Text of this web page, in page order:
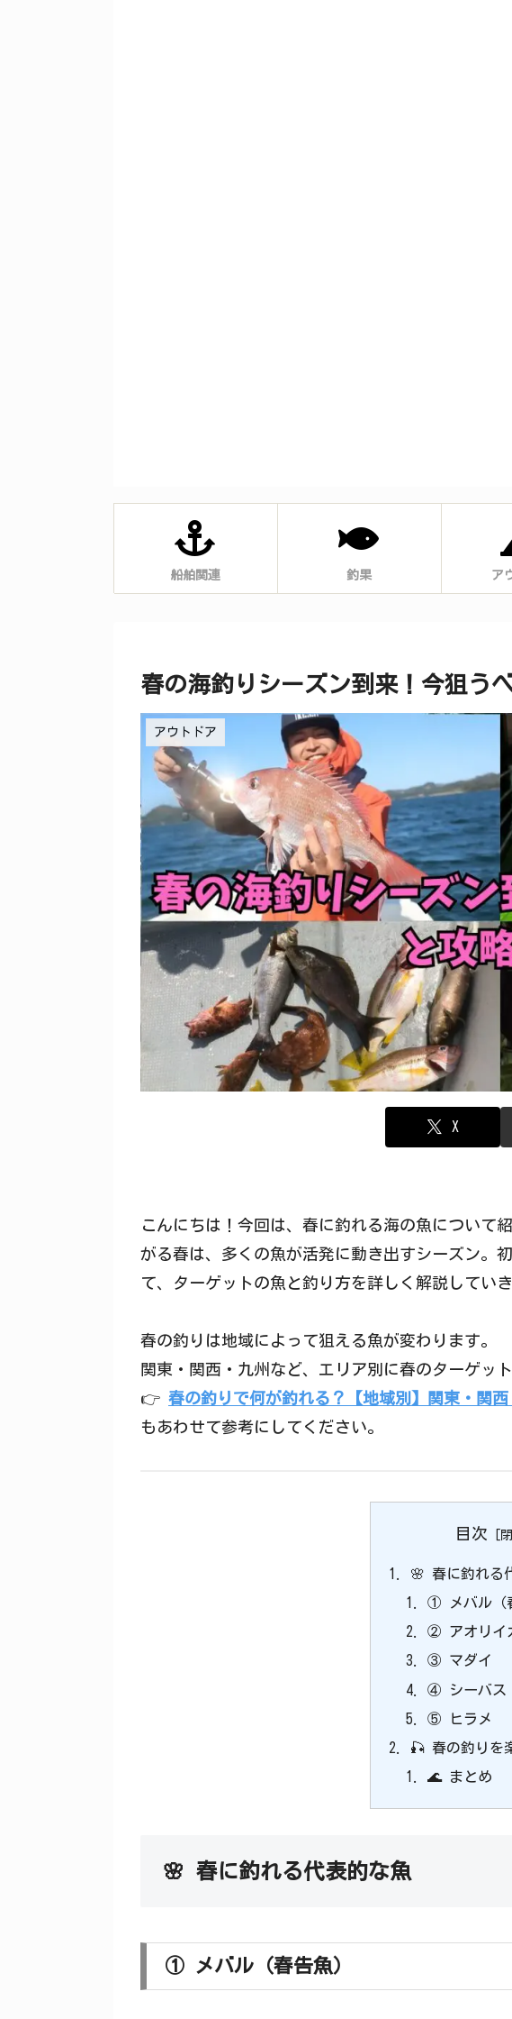
船舶関連 釣果 ア
春の海釣りシーズン到来！今狙う
アウトドア
X
こんにちは！今回は、春に釣れる海の魚について
がる春は、多くの魚が活発に動き出すシーズン。
て、ターゲットの魚と釣り方を詳しく解説していき
春の釣りは地域によって狙える魚が変わります。
関東・関西・九州など、エリア別に春のターゲッ
👉 春の釣りで何が釣れる？【地域別】関東・関
もあわせて参考にしてください。
目次
🌸 春に釣れる
① メバル（
② アオリイ
③ マダイ
④ シーバス
⑤ ヒラメ
🎣 春の釣りを
🌊 まとめ
🌸 春に釣れる代表的な魚
① メバル（春告魚）